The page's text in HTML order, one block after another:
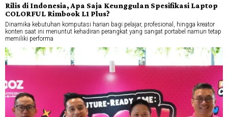
Rilis di Indonesia, Apa Saja Keunggulan Spesifikasi Laptop
COLORFUL Rimbook L1 Plus?
Dinamika kebutuhan komputasi harian bagi pelajar, profesional, hingga kreator
konten saat ini menuntut kehadiran perangkat yang sangat portabel namun tetap
memiliki performa